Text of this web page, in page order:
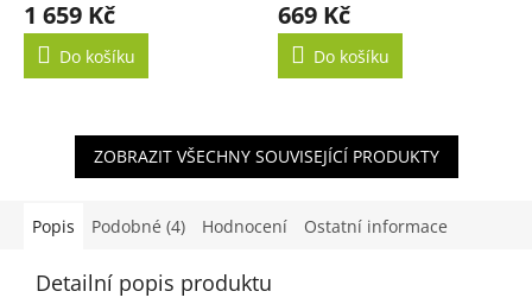
1 659 Kč
Do košíku
669 Kč
Do košíku
ZOBRAZIT VŠECHNY SOUVISEJÍCÍ PRODUKTY
Popis Podobné (4) Hodnocení Ostatní informace
Detailní popis produktu